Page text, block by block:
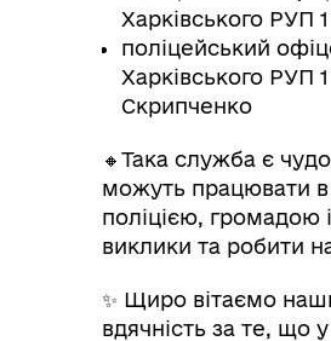
Харківського РУП
поліцейський
Харківського РУП
Скрипченко
🔸Така служба є
можуть працювати в
поліцією, громадою
виклики та робити
✨ Щиро вітаємо
вдячність за те, що